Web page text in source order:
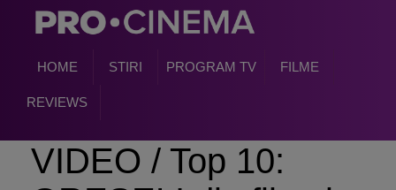
HOME STIRI PROGRAM TV FILME
REVIEWS
VIDEO / Top 10: